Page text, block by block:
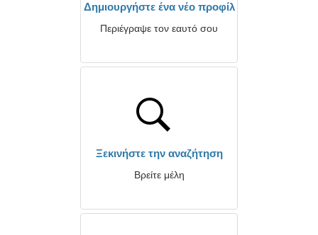
Δημιουργήστε ένα νέο προφίλ
Περιέγραψε τον εαυτό σου
Ξεκινήστε την αναζήτηση
Βρείτε μέλη